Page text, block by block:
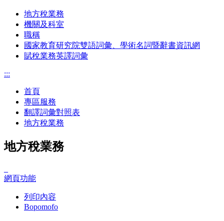
地方稅業務
機關及科室
職稱
國家教育研究院雙語詞彙、學術名詞暨辭書資訊網
賦稅業務英譯詞彙
:::
首頁
專區服務
翻譯詞彙對照表
地方稅業務
地方稅業務
網頁功能
列印內容
Bopomofo